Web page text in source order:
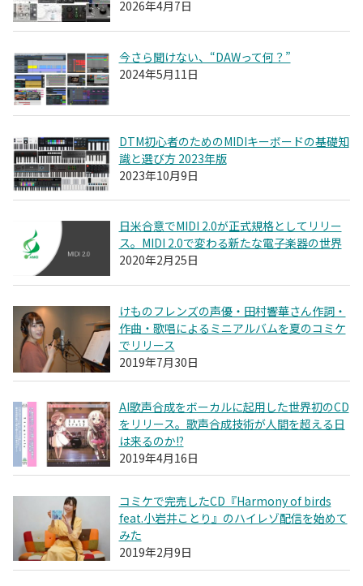
2026年4月7日
今さら聞けない、“DAWって何？”
2024年5月11日
DTM初心者のためのMIDIキーボードの基礎知
識と選び方 2023年版
2023年10月9日
日米合意でMIDI 2.0が正式規格としてリリー
ス。MIDI 2.0で変わる新たな電子楽器の世界
2020年2月25日
けものフレンズの声優・田村響華さん作詞・
作曲・歌唱によるミニアルバムを夏のコミケ
でリリース
2019年7月30日
AI歌声合成をボーカルに起用した世界初のCD
をリリース。歌声合成技術が人間を超える日
は来るのか!?
2019年4月16日
コミケで完売したCD『Harmony of birds
feat.小岩井ことり』のハイレゾ配信を始めて
みた
2019年2月9日